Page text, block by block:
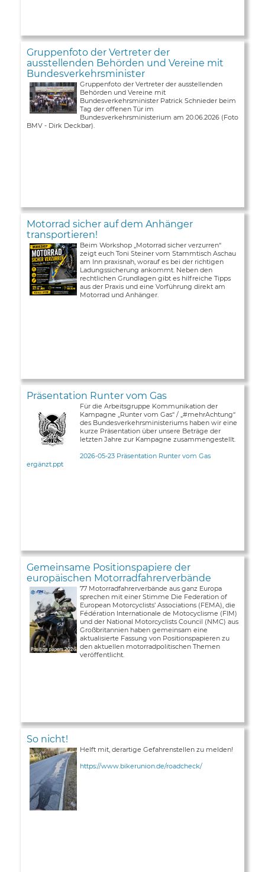
Gruppenfoto der Vertreter der
ausstellenden Behörden und Vereine mit
Bundesverkehrsminister
Gruppenfoto der Vertreter der ausstellenden
Behörden und Vereine mit
Bundesverkehrsminister Patrick Schnieder beim
Tag der offenen Tür im
Bundesverkehrsministerium am 20.06.2026 (Foto
BMV - Dirk Deckbar).
Motorrad sicher auf dem Anhänger
transportieren!
Beim Workshop „Motorrad sicher verzurren“
zeigt euch Toni Steiner vom Stammtisch Aschau
am Inn praxisnah, worauf es bei der richtigen
Ladungssicherung ankommt. Neben den
rechtlichen Grundlagen gibt es hilfreiche Tipps
aus der Praxis und eine Vorführung direkt am
Motorrad und Anhänger.
Präsentation Runter vom Gas
Für die Arbeitsgruppe Kommunikation der
Kampagne „Runter vom Gas“ / „#mehrAchtung“
des Bundesverkehrsministeriums haben wir eine
kurze Präsentation über unsere Beträge der
letzten Jahre zur Kampagne zusammengestellt.
2026-05-23 Präsentation Runter vom Gas
ergänzt.ppt
Gemeinsame Positionspapiere der
europäischen Motorradfahrerverbände
77 Motorradfahrerverbände aus ganz Europa
sprechen mit einer Stimme Die Federation of
European Motorcyclists’ Associations (FEMA), die
Fédération Internationale de Motocyclisme (FIM)
und der National Motorcyclists Council (NMC) aus
Großbritannien haben gemeinsam eine
aktualisierte Fassung von Positionspapieren zu
den aktuellen motorradpolitischen Themen
veröffentlicht.
So nicht!
Helft mit, derartige Gefahrenstellen zu melden!
https://www.bikerunion.de/roadcheck/